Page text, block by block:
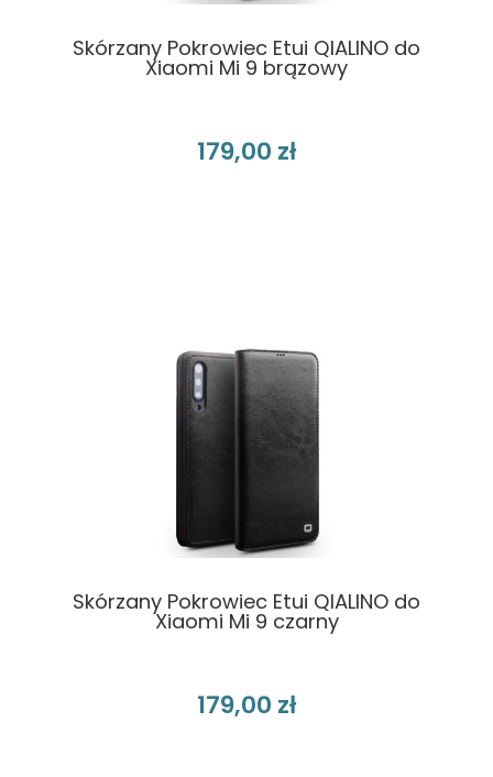
Skórzany Pokrowiec Etui QIALINO do
Xiaomi Mi 9 brązowy
179,00 zł
Skórzany Pokrowiec Etui QIALINO do
Xiaomi Mi 9 czarny
179,00 zł